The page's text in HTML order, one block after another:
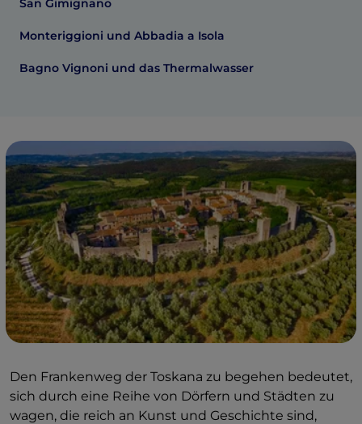
San Gimignano
Monteriggioni und Abbadia a Isola
Bagno Vignoni und das Thermalwasser
Den Frankenweg der Toskana zu begehen bedeutet,
sich durch eine Reihe von Dörfern und Städten zu
wagen, die reich an Kunst und Geschichte sind,